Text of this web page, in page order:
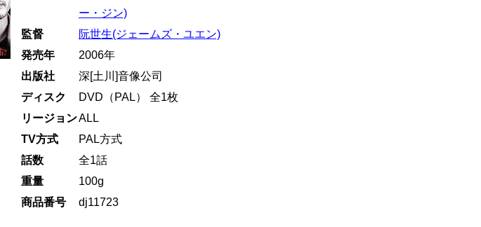
ー・ジン)
監督
阮世生(ジェームズ・ユエン)
発売年
2006年
出版社
深[土川]音像公司
ディスク
DVD（PAL） 全1枚
リージョンALL
TV方式
PAL方式
話数
全1話
重量
100g
商品番号
dj11723